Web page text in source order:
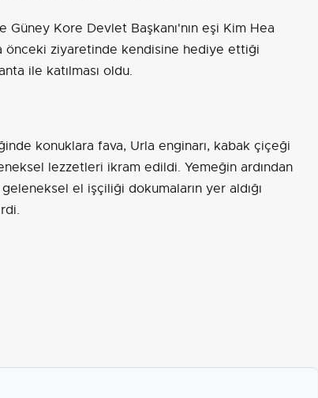
Kore Devlet Başkanı'nın eşi Kim Hea
önceki ziyaretinde kendisine hediye ettiği
ile katılması oldu.
konuklara fava, Urla enginarı, kabak çiçeği
lezzetleri ikram edildi. Yemeğin ardından
el işçiliği dokumaların yer aldığı